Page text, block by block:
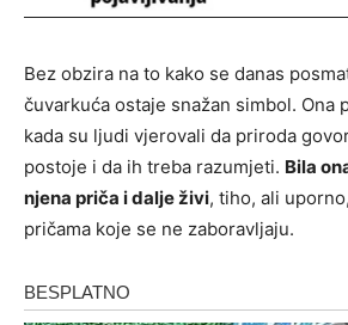
Bez obzira na to kako se danas
čuvarkuća ostaje snažan simbol. Ona
kada su ljudi vjerovali da priroda
postoje i da ih treba razumjeti. Bila
njena priča i dalje živi, tiho, ali
pričama koje se ne zaboravljaju.